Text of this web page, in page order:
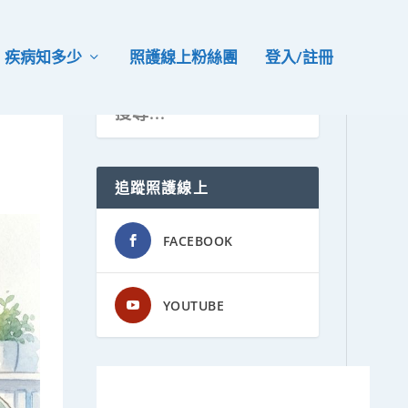
疾病知多少 照護線上粉絲團 登入/註冊
追蹤照護線上
FACEBOOK
YOUTUBE